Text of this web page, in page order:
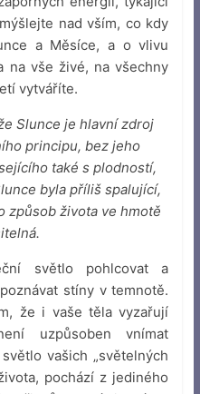
nad vším, co kdy
a Měsíce, a o vlivu
na vše živé, na všechny
vytváříte.
Slunce je hlavní zdroj
principu, bez jeho
také s plodností,
byla příliš spalující,
způsob života ve hmotě
světlo pohlcovat a
stíny v temnotě.
že i vaše těla vyzařují
uzpůsoben vnímat
vašich „světelných
pochází z jediného